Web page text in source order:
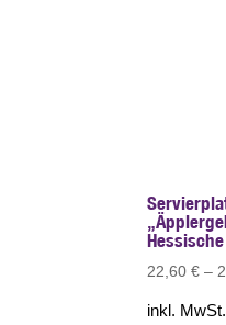
22,60€ –
inkl. MwSt.